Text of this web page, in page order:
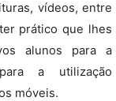
vídeos, entre
prático que lhes
alunos para a
a utilização
móveis.